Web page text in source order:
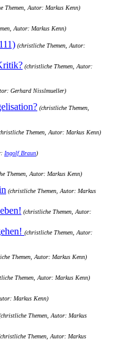
Themen, Autor: Markus Kenn)
Autor: Markus Kenn)
(christliche Themen, Autor:
(christliche Themen, Autor:
Gerhard Nisslmueller)
(christliche Themen,
Themen, Autor: Markus Kenn)
Ingolf Braun)
Themen, Autor: Markus Kenn)
(christliche Themen, Autor: Markus
(christliche Themen, Autor:
(christliche Themen, Autor:
Themen, Autor: Markus Kenn)
Themen, Autor: Markus Kenn)
Markus Kenn)
Themen, Autor: Markus
Themen, Autor: Markus